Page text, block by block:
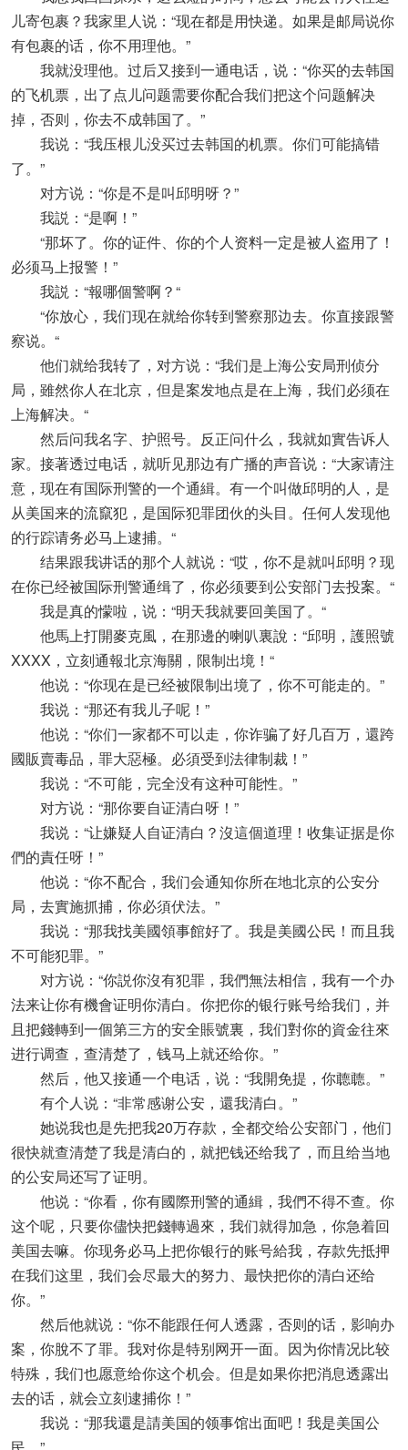
儿寄包裹？我家里人说：“现在都是用快递。如果是邮局说你
有包裹的话，你不用理他。”
我就没理他。过后又接到一通电话，说：“你买的去韩国
的飞机票，出了点儿问题需要你配合我们把这个问题解决
掉，否则，你去不成韩国了。”
我说：“我压根儿没买过去韩国的机票。你们可能搞错
了。”
对方说：“你是不是叫邱明呀？”
我説：“是啊！”
“那坏了。你的证件、你的个人资料一定是被人盗用了！
必须马上报警！”
我説：“報哪個警啊？“
“你放心，我们现在就给你转到警察那边去。你直接跟警
察说。“
他们就给我转了，对方说：“我们是上海公安局刑侦分
局，雖然你人在北京，但是案发地点是在上海，我们必须在
上海解决。“
然后问我名字、护照号。反正问什么，我就如實告诉人
家。接著透过电话，就听见那边有广播的声音说：“大家请注
意，现在有国际刑警的一个通緝。有一个叫做邱明的人，是
从美国来的流竄犯，是国际犯罪团伙的头目。任何人发现他
的行踪请务必马上逮捕。“
结果跟我讲话的那个人就说：“哎，你不是就叫邱明？现
在你已经被国际刑警通缉了，你必须要到公安部门去投案。“
我是真的懞啦，说：“明天我就要回美国了。“
他馬上打開麥克風，在那邊的喇叭裏說：“邱明，護照號
XXXX，立刻通報北京海關，限制出境！“
他说：“你现在是已经被限制出境了，你不可能走的。”
我说：“那还有我儿子呢！”
他说：“你们一家都不可以走，你诈骗了好几百万，還跨
國販賣毒品，罪大惡極。必須受到法律制裁！”
我说：“不可能，完全没有这种可能性。”
对方说：“那你要自证清白呀！”
我说：“让嫌疑人自证清白？沒這個道理！收集证据是你
們的責任呀！”
他说：“你不配合，我们会通知你所在地北京的公安分
局，去實施抓捕，你必須伏法。”
我说：“那我找美國領事館好了。我是美國公民！而且我
不可能犯罪。”
对方说：“你説你沒有犯罪，我們無法相信，我有一个办
法来让你有機會证明你清白。你把你的银行账号给我们，并
且把錢轉到一個第三方的安全賬號裏，我们對你的資金往來
进行调查，查清楚了，钱马上就还给你。”
然后，他又接通一个电话，说：“我開免提，你聼聼。”
有个人说：“非常感谢公安，還我清白。”
她说我也是先把我20万存款，全都交给公安部门，他们
很快就查清楚了我是清白的，就把钱还给我了，而且给当地
的公安局还写了证明。
他说：“你看，你有國際刑警的通緝，我們不得不查。你
这个呢，只要你儘快把錢轉過來，我们就得加急，你急着回
美国去嘛。你现务必马上把你银行的账号給我，存款先抵押
在我们这里，我们会尽最大的努力、最快把你的清白还给
你。”
然后他就说：“你不能跟任何人透露，否则的话，影响办
案，你脫不了罪。我对你是特别网开一面。因为你情况比较
特殊，我们也愿意给你这个机会。但是如果你把消息透露出
去的话，就会立刻逮捕你！”
我说：“那我還是請美国的领事馆出面吧！我是美国公